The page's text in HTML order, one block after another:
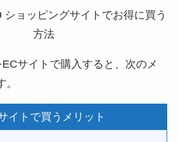
サイトで購入すると、次のメ
イトで買うメリット